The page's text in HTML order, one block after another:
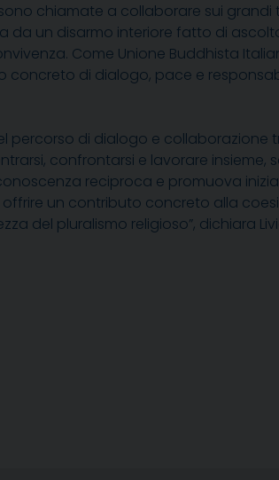
chiamate a collaborare sui
un disarmo interiore fatto di
Come Unione Buddhista
di dialogo, pace e
di dialogo e collaborazione
confrontarsi e lavorare insieme,
reciproca e promuova
un contributo concreto alla
del pluralismo religioso”, dichiara